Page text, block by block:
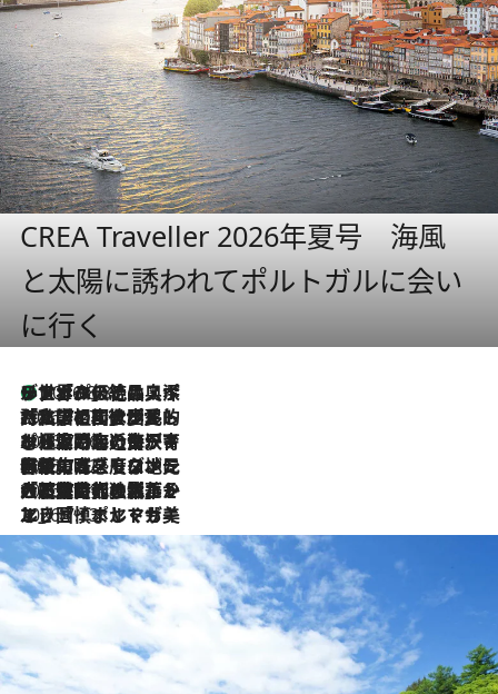
CREA Traveller 2026年夏号 海風
と太陽に誘われてポルトガルに会い
に行く
2026.8.8
リスボンの絶品スイーツ「パステル・デ・ナタ」とは？ポルトガル伝統の奥深い世界へ
2026.7.27
「私の祖国はポルトガル語です」国民的詩人フェルナンド・ペソアと、彼が愛した文学の街を歩く
2026.7.26
ポルトガル近海が育む極上の海の幸。キリリと冷えた白ワインと愉しむ、シーフード専門店の贅沢
2026.7.22
伝統の味をモダンに昇華。高感度な地元客が集う、リスボンの最旬ガストロノミー
2026.7.21
大航海時代の栄華から、震災、独裁、そして革命へ。ポルトガル・首都リスボンの石畳に刻まれた「歴史の光と影」
2026.7.13
エッセイ・ヤマザキマリ「慎ましくも美しき国 ポルトガル」